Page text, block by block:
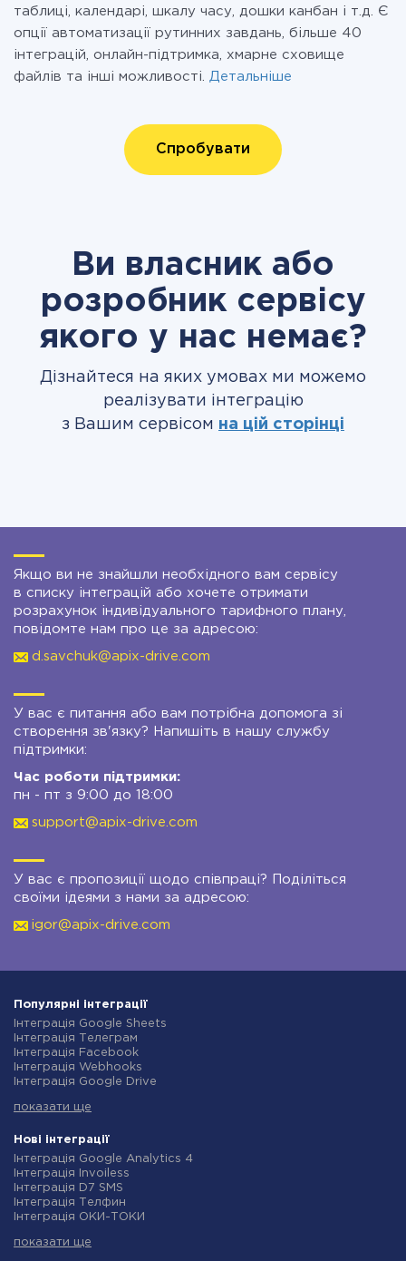
таблиці, календарі, шкалу часу, дошки канбан і т.д. Є
опції автоматизації рутинних завдань, більше 40
інтеграцій, онлайн-підтримка, хмарне сховище
файлів та інші можливості. Детальніше
Спробувати
Ви власник або
розробник сервісу
якого у нас немає?
Дізнайтеся на яких умовах ми можемо
реалізувати інтеграцію
з Вашим сервісом на цій сторінці
Якщо ви не знайшли необхідного вам сервісу
в списку інтеграцій або хочете отримати
розрахунок індивідуального тарифного плану,
повідомте нам про це за адресою:
d.savchuk@apix-drive.com
У вас є питання або вам потрібна допомога зі
створення зв'язку? Напишіть в нашу службу
підтримки:
Час роботи підтримки:
пн - пт з 9:00 до 18:00
support@apix-drive.com
У вас є пропозиції щодо співпраці? Поділіться
своїми ідеями з нами за адресою:
igor@apix-drive.com
Популярні інтеграції
Інтеграція Google Sheets
Інтеграція Телеграм
Інтеграція Facebook
Інтеграція Webhooks
Інтеграція Google Drive
Інтеграція Gmail
Інтеграція Rozetka
Інтеграція OpenAI (ChatGPT)
Інтеграція Binotel
Інтеграція Prom
Інтеграція Приват24
Інтеграція OLX
Інтеграція SendPulse
показати ще
Нові інтеграції
Інтеграція Google Analytics 4
Інтеграція Invoiless
Інтеграція D7 SMS
Інтеграція Телфин
Інтеграція ОКИ-ТОКИ
Інтеграція Microsoft Dynamics 365
показати ще